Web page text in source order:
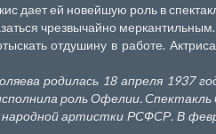
дает ей новейшую роль в
чрезвычайно
отдушину в работе.
родилась 18 апреля 1937
роль Офелии.
народной артистки РСФСР. В